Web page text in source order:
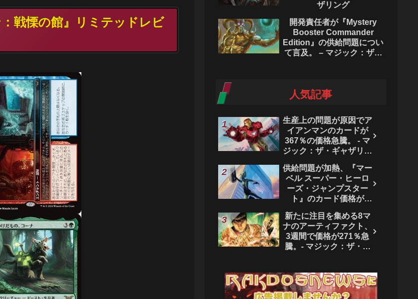
戦慄の館』リミテッドレビ
ザリング
開発責任者が『Mystery
Booster Commander
Edition』の供給問題につい
て言及。 – マジック：ザ・
人気記事
生産上の問題が原因でア
イアンマンのカードが
367％の価格急騰。 - マ
ジック：ザ・ギャザリン
供給問題が加熱、『マー
ベル スーパー・ヒーロ
ーズ・ジャンプスター
ト』のカード価格が
ク：ザ・ギャザリング
新たに注目を集める8マ
ナのアーティファクト、
3週間で価格が271％急
騰。- マジック：ザ・ギ